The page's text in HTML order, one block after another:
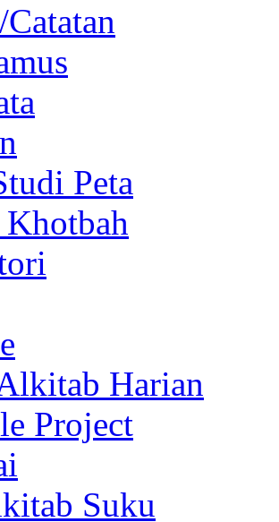
Peta
Harian
Project
Suku